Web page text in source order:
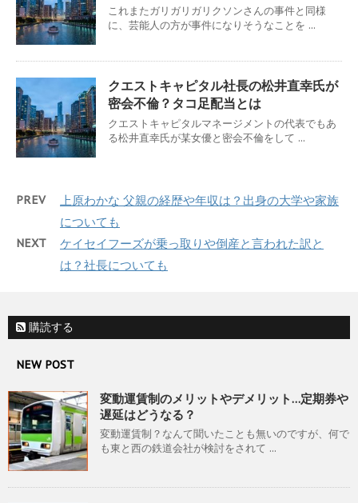
これまたガリガリガリクソンさんの事件と同様
に、芸能人の方が事件になりそうなことを ...
クエストキャピタル社長の松井直幸氏が
密会不倫？タコ足配当とは
クエストキャピタルマネージメントの代表でもあ
る松井直幸氏が某女優と密会不倫をして ...
PREV
上原わかな 父親の経歴や年収は？出身の大学や家族
についても
NEXT
ケイセイフーズが乗っ取りや倒産と言われた訳と
は？社長についても
購読する
NEW POST
変動運賃制のメリットやデメリット…定期券や
遅延はどうなる？
変動運賃制？なんて聞いたことも無いのですが、何で
も東と西の鉄道会社が検討をされて ...